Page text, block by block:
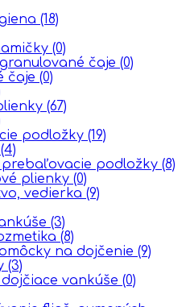
(18)
(0)
čaje (0)
čaje (0)
(67)
podložky (19)
(4)
prebaľovacie podložky (8)
plienky (0)
vedierka (9)
(3)
(8)
na dojčenie (9)
(3)
vankúše (0)